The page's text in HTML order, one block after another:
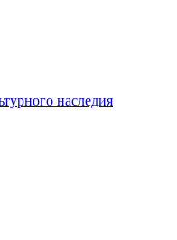
наследия